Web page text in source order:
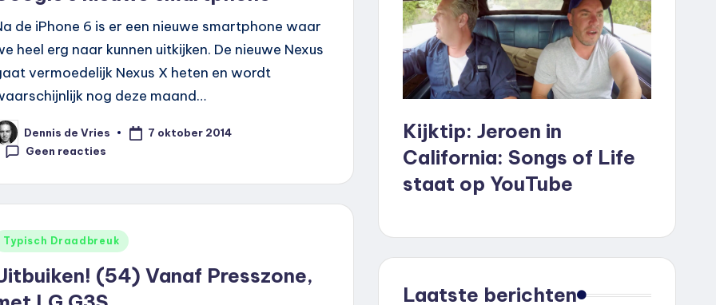
maar vertrouwen ze nauwelijks’
dekt zijn webcam nooit af’
De occasionmarkt digitaliseert verder
steeg tijdens de hittegolf met bijna 4.000 procent
of Odido? Dat mag per 1 juli officieel niet meer zomaar
maakt al 257 jaar prosecco op dezelfde heuvels
Dot Award en introduceert als eerste OLED-tv Dolby Vision 2 Max in Europa
en gebruikt daarvoor hifi-technologie die je normaliter niet voor 70 euro verwacht
in Nederland — en viert dat met een audiofielkunstwerk dat je kunt winnen
de iPhone 6 is er een nieuwe smartphone waar
heel erg naar kunnen uitkijken. De nieuwe Nexus
vermoedelijk Nexus X heten en wordt
nog deze maand…
Dennis de Vries
7 oktober 2014
Geen reacties
Typisch Draadbreuk
(54) Vanaf Presszone,
Kijktip: Jeroen in
California: Songs of Life
staat op YouTube
Laatste berichten